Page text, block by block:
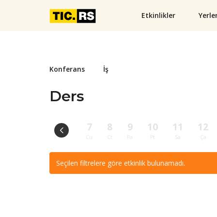
Etkinlikler
Konferans İş
Ders
7
Cu
8
Ct
9
Pa
10
Pt
11
Sa
12
Ça
Seçilen filtrelere göre etkinlik bulunamadı.